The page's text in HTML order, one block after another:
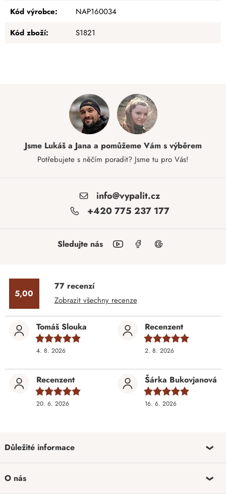
Kód výrobce:
NAP160034
Kód zboží:
S1821
Jsme Lukáš a Jana a pomůžeme Vám s výběrem
Potřebujete s něčím poradit? Jsme tu pro Vás!
info@vypalit.cz
+420 775 237 177
Sledujte nás
5,00
77 recenzí
Zobrazit všechny recenze
Tomáš Slouka
4. 8. 2026
Recenzent
2. 8. 2026
Recenzent
20. 6. 2026
Šárka Bukovjanová
16. 6. 2026
Důležité informace
O nás